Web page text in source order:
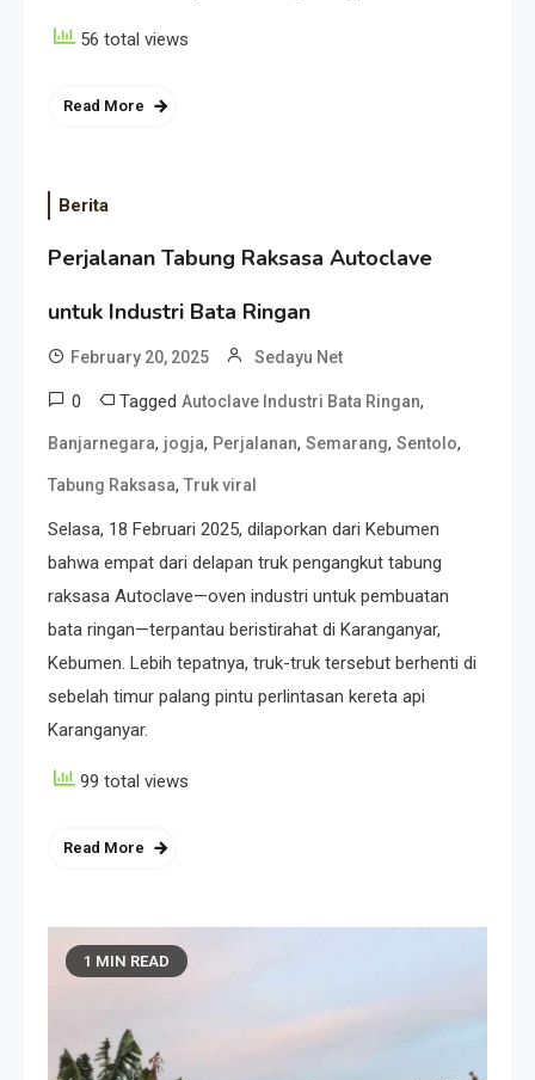
56 total views
Read More
Berita
Perjalanan Tabung Raksasa Autoclave
untuk Industri Bata Ringan
February 20, 2025 Sedayu Net
0 Tagged Autoclave Industri Bata Ringan,
Banjarnegara, jogja, Perjalanan, Semarang, Sentolo,
Tabung Raksasa, Truk viral
Selasa, 18 Februari 2025, dilaporkan dari Kebumen
bahwa empat dari delapan truk pengangkut tabung
raksasa Autoclave—oven industri untuk pembuatan
bata ringan—terpantau beristirahat di Karanganyar,
Kebumen. Lebih tepatnya, truk-truk tersebut berhenti di
sebelah timur palang pintu perlintasan kereta api
Karanganyar.
99 total views
Read More
1 MIN READ